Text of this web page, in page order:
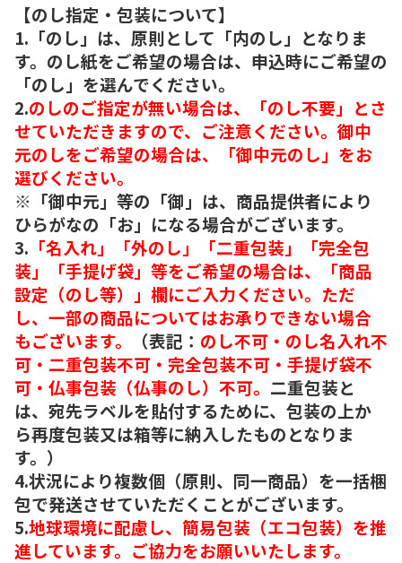
【のし指定・包装について】
1.「のし」は、原則として「内のし」となりま
す。のし紙をご希望の場合は、申込時にご希望の
「のし」を選んでください。
2.のしのご指定が無い場合は、「のし不要」とさ
せていただきますので、ご注意ください。御中
元のしをご希望の場合は、「御中元のし」をお
選びください。
※「御中元」等の「御」は、商品提供者により
ひらがなの「お」になる場合がございます。
3. 「名入れ」「外のし」「二重包装」「完全包
装」「手提げ袋」等をご希望の場合は、「商品
設定（のし等）」欄にご入力ください。ただ
し、一部の商品についてはお承りできない場合
もございます。
（表記： のし不可・のし名入れ不
可・二重包装不可・完全包装不可・手提げ袋不
可・仏事包装（仏事のし）不可。 二重包装と
は、宛先ラベルを貼付するために、包装の上か
ら再度包装又は箱等に納入したものとなりま
す。）
4.状況により複数個（原則、同一商品）を一括梱
包で発送させていただくことがございます。
5.地球環境に配慮し、簡易包装（エコ包装）を推
進しています。ご協力をお願いいたします。